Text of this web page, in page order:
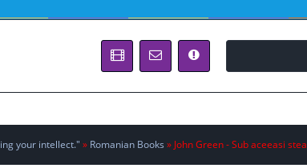
your intellect." » Romanian Books » John Green - Sub aceeasi stea